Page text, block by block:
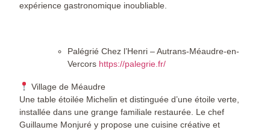
expérience gastronomique inoubliable.
Palégrié Chez l’Henri – Autrans-Méaudre-en-
Vercors https://palegrie.fr/
Village de Méaudre
Une table étoilée Michelin et distinguée d’une étoile verte,
installée dans une grange familiale restaurée. Le chef
Guillaume Monjuré y propose une cuisine créative et